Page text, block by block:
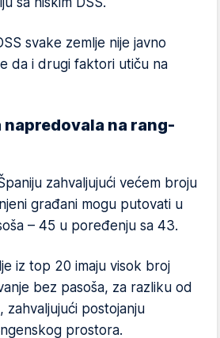
svake zemlje nije javno
da i drugi faktori utiču na
napredovala na rang-
zahvaljujući većem broju
građani mogu putovati u
– 45 u poređenju sa 43.
iz top 20 imaju visok broj
bez pasoša, za razliku od
zahvaljujući postojanju
prostora.